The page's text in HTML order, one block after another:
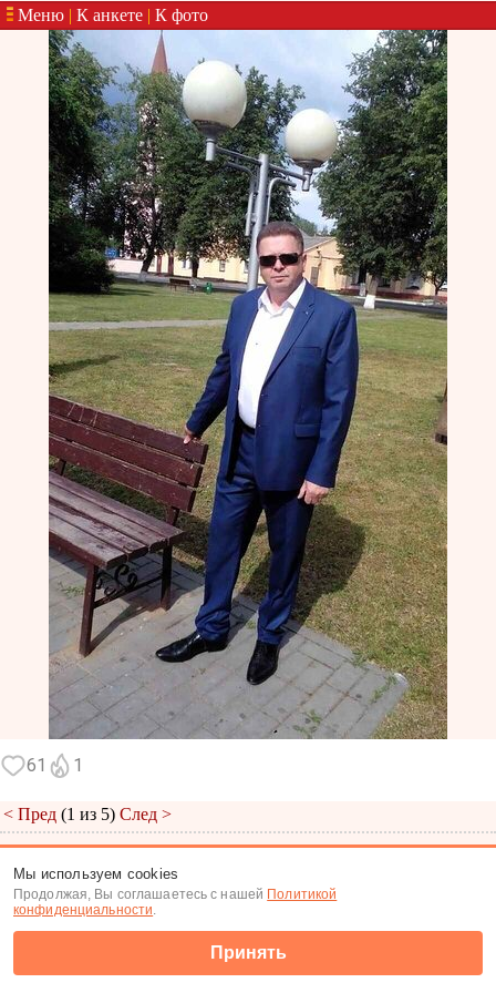
Меню | К анкете | К фото
61 1
< Пред (1 из 5) След >
(c) Tabor.ru 2026
Мы используем cookies
Продолжая, Вы соглашаетесь с нашей Политикой
конфиденциальности.
Принять